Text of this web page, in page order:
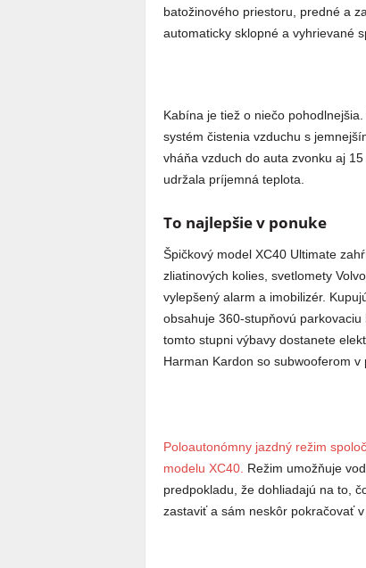
batožinového priestoru, predné a
automaticky sklopné a vyhrievané
Kabína je tiež o niečo
systém čistenia vzduchu s
vháňa vzduch do auta zvonku aj
udržala príjemná teplota.
To najlepšie v ponuke
Špičkový model XC40 Ultimate
zliatinových kolies, svetlomety
vylepšený alarm a imobilizér.
obsahuje 360-stupňovú
tomto stupni výbavy dostanete
Harman Kardon so subwooferom v
Poloautonómny jazdný režim
modelu XC40. Režim umožňuje
predpokladu, že dohliadajú na to,
zastaviť a sám neskôr pokračovať v